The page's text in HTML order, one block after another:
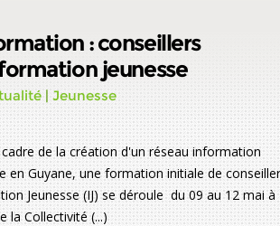
: conseillers
jeunesse
| Jeunesse
de la création d'un réseau information
en Guyane, une formation initiale de
Jeunesse (IJ) se déroule du 09 au 12 mai à
la Collectivité (...)